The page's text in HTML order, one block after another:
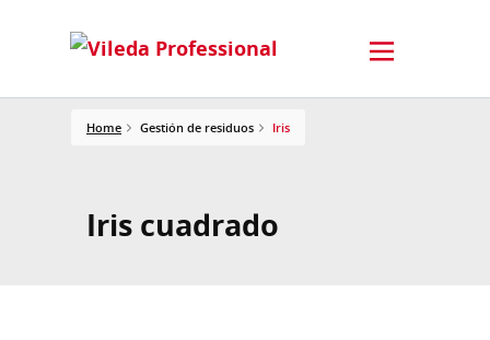
Home Gestión de residuos Iris
Iris cuadrado